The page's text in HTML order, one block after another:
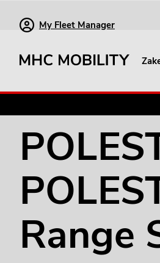
My Fleet Manager
Range